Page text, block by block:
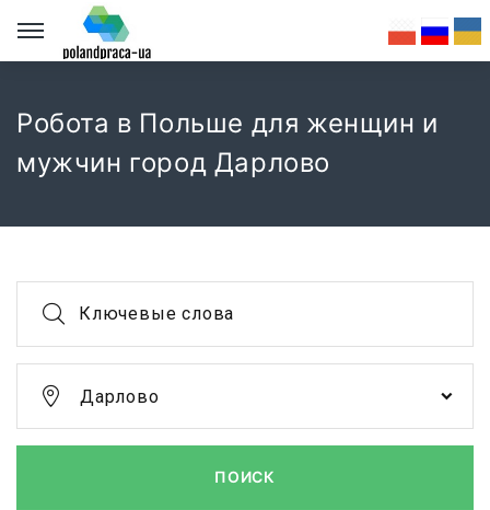
Робота в Польше для женщин и
мужчин город Дарлово
Ключевые слова
Дарлово
ПОИСК